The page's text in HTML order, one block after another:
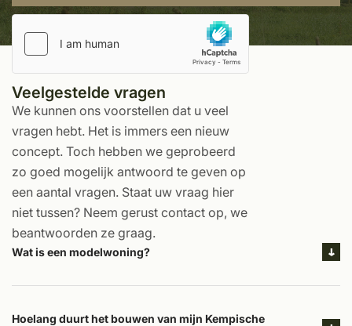
Veelgestelde vragen
We kunnen ons voorstellen dat u veel
vragen hebt. Het is immers een nieuw
concept. Toch hebben we geprobeerd
zo goed mogelijk antwoord te geven op
een aantal vragen. Staat uw vraag hier
niet tussen? Neem gerust contact op, we
beantwoorden ze graag.
Wat is een modelwoning?
Hoelang duurt het bouwen van mijn Kempische